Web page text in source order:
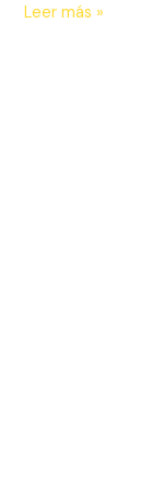
Michael
Leer más »